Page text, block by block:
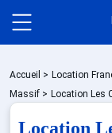
Packages
Accueil > Location
Massif > Location Les
Location